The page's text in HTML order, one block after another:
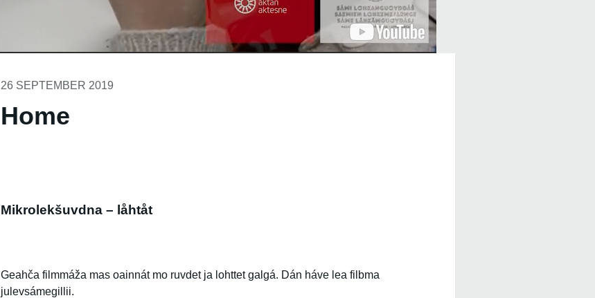
26 SEPTEMBER 2019
Home
Mikrolekšuvdna – låhtåt
Geahča filmmáža mas oainnát mo ruvdet ja lohttet galgá. Dán háve lea filbma
julevsámegillii.